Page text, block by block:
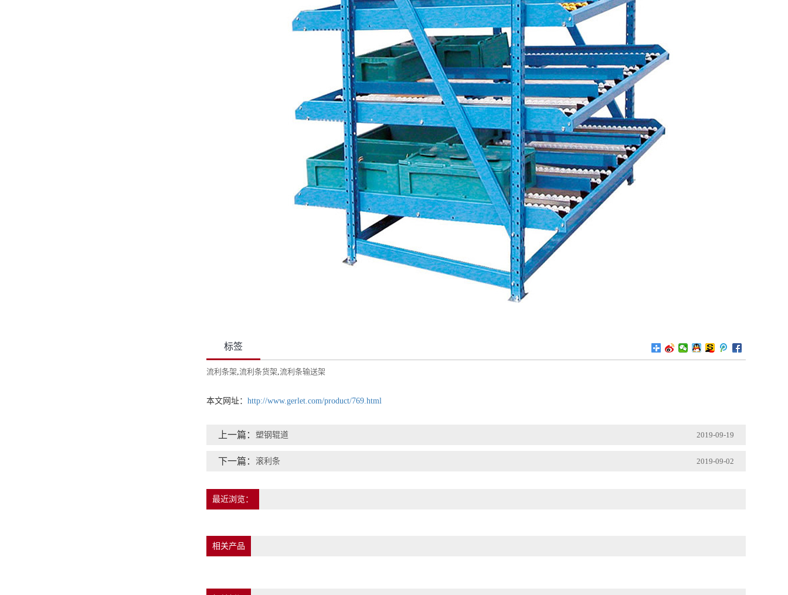
标签
流利条架,流利条货架,流利条输送架
本文网址： http://www.gerlet.com/product/769.html
上一篇： 塑钢辊道 2019-09-19
下一篇： 滚利条 2019-09-02
最近浏览：
相关产品